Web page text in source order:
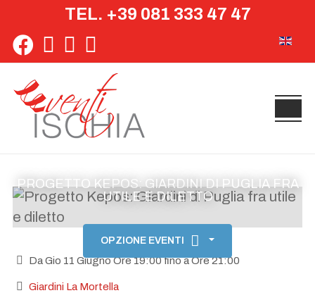
TEL. +39 081 333 47 47
PROGETTO KEPOS: GIARDINI DI PUGLIA FRA
UTILE E DILETTO
OPZIONE EVENTI
Da Gio 11 Giugno Ore 19:00 fino a Ore 21:00
Giardini La Mortella